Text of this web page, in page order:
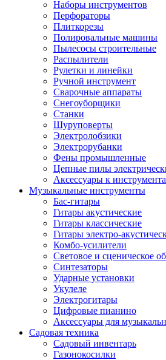
Наборы инструментов
Перфораторы
Плиткорезы
Полировальные машины
Пылесосы строительные
Распылители
Рулетки и линейки
Ручной инструмент
Сварочные аппараты
Снегоуборщики
Станки
Шуруповерты
Электролобзики
Электрорубанки
Фены промышленные
Цепные пилы
Аксессуары к
Музыкальные инструменты
Бас-гитары
Гитары акустические
Гитары классические
Гитары электро-
Комбо-усилители
Световое и сценическое
Синтезаторы
Ударные установки
Укулеле
Электрогитары
Цифровые пианино
Аксессуары для
Садовая техника
Садовый инвентарь
Газонокосилки